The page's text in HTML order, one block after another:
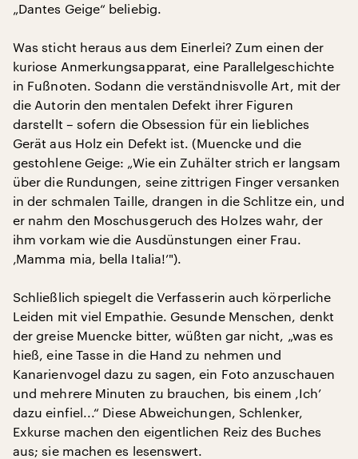
„Dantes Geige“ beliebig.
Was sticht heraus aus dem Einerlei? Zum einen der
kuriose Anmerkungsapparat, eine Parallelgeschichte
in Fußnoten. Sodann die verständnisvolle Art, mit der
die Autorin den mentalen Defekt ihrer Figuren
darstellt – sofern die Obsession für ein liebliches
Gerät aus Holz ein Defekt ist. (Muencke und die
gestohlene Geige: „Wie ein Zuhälter strich er langsam
über die Rundungen, seine zittrigen Finger versanken
in der schmalen Taille, drangen in die Schlitze ein, und
er nahm den Moschusgeruch des Holzes wahr, der
ihm vorkam wie die Ausdünstungen einer Frau.
‚Mamma mia, bella Italia!’").
Schließlich spiegelt die Verfasserin auch körperliche
Leiden mit viel Empathie. Gesunde Menschen, denkt
der greise Muencke bitter, wüßten gar nicht, „was es
hieß, eine Tasse in die Hand zu nehmen und
Kanarienvogel dazu zu sagen, ein Foto anzuschauen
und mehrere Minuten zu brauchen, bis einem ‚Ich’
dazu einfiel...“ Diese Abweichungen, Schlenker,
Exkurse machen den eigentlichen Reiz des Buches
aus; sie machen es lesenswert.